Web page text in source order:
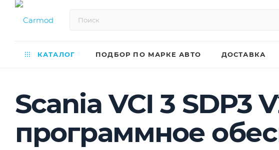
КАТАЛОГ ПОДБОР ПО МАРКЕ АВТО ДОСТАВКА
Scania VCI 3 SDP3
программное